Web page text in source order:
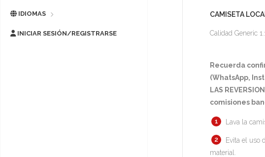
IDIOMAS
INICIAR SESIÓN/REGISTRARSE
CAMISETA
Calidad Generic
Recuerda
(WhatsApp,
LAS
comisiones
Lava la
Evita el uso
material.